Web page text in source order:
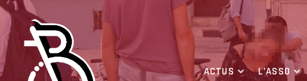
Skip
content
ACTUS L’ASSO